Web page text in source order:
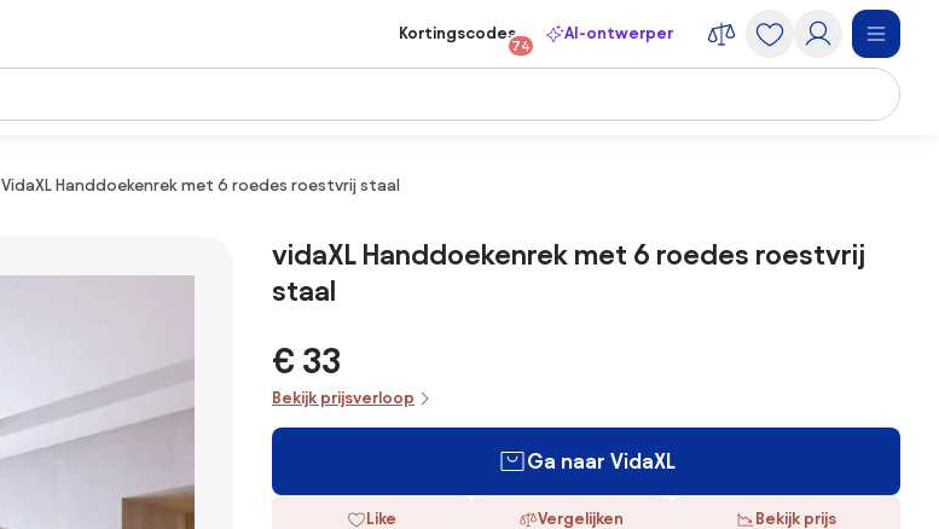
Kortingscodes
74
AI-ontwerper
VidaXL Handdoekenrek met 6 roedes roestvrij staal
vidaXL Handdoekenrek met 6 roedes roestvrij
staal
€ 33
Bekijk prijsverloop
Ga naar VidaXL
Like Vergelijken Bekijk prijs